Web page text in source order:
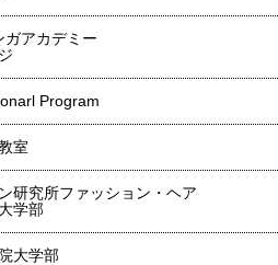
ガアカデミー
Program
室
研究所ファッション・ヘア
学部
大学部